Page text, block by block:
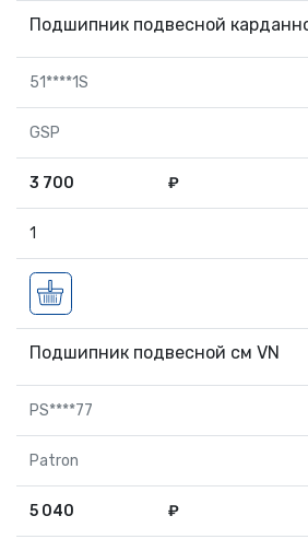
Подшипник подвесной
51****1S
GSP
3 700 ₽
1
Подшипник подвесной см VN
PS****77
Patron
5 040 ₽